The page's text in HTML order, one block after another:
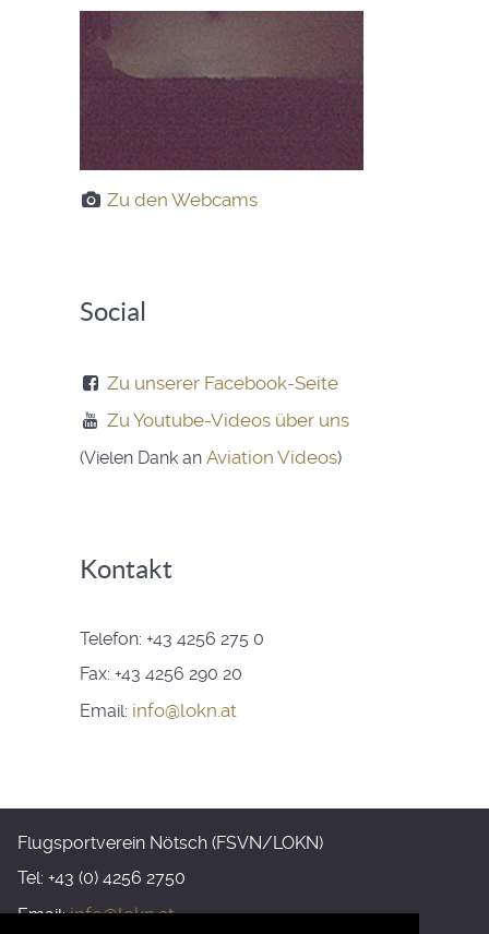
Zu den Webcams
Social
Zu unserer Facebook-Seite
Zu Youtube-Videos über uns
(Vielen Dank an Aviation Videos)
Kontakt
Telefon: +43 4256 275 0
Fax: +43 4256 290 20
Email: info@lokn.at
Flugsportverein Nötsch (FSVN/LOKN)
Tel: +43 (0) 4256 2750
Email:info@lokn.at